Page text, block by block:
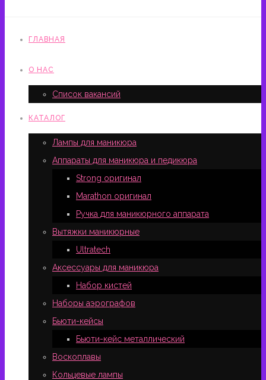
ГЛАВНАЯ
О НАС
Список вакансий
КАТАЛОГ
Лампы для маникюра
Аппараты для маникюра и педикюра
Strong оригинал
Marathon оригинал
Ручка для маникюрного аппарата
Вытяжки маникюрные
Ultratech
Аксессуары для маникюра
Набор кистей
Наборы аэрографов
Бьюти-кейсы
Бьюти-кейс металлический
Воскоплавы
Кольцевые лампы